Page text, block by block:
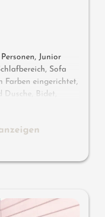
Junior
Sofa
Farben eingerichtet,
Bidet,
Minibar, Safe,